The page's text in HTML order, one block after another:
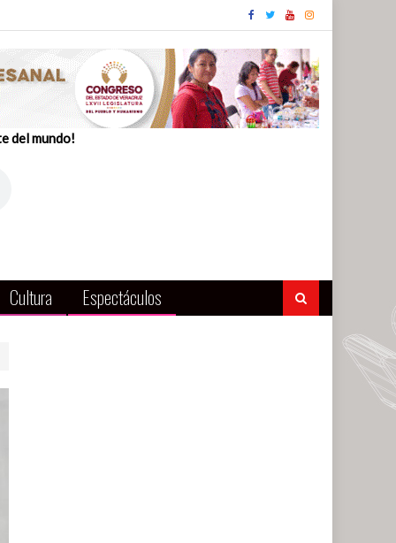
del mundo!
Cultura Espectáculos